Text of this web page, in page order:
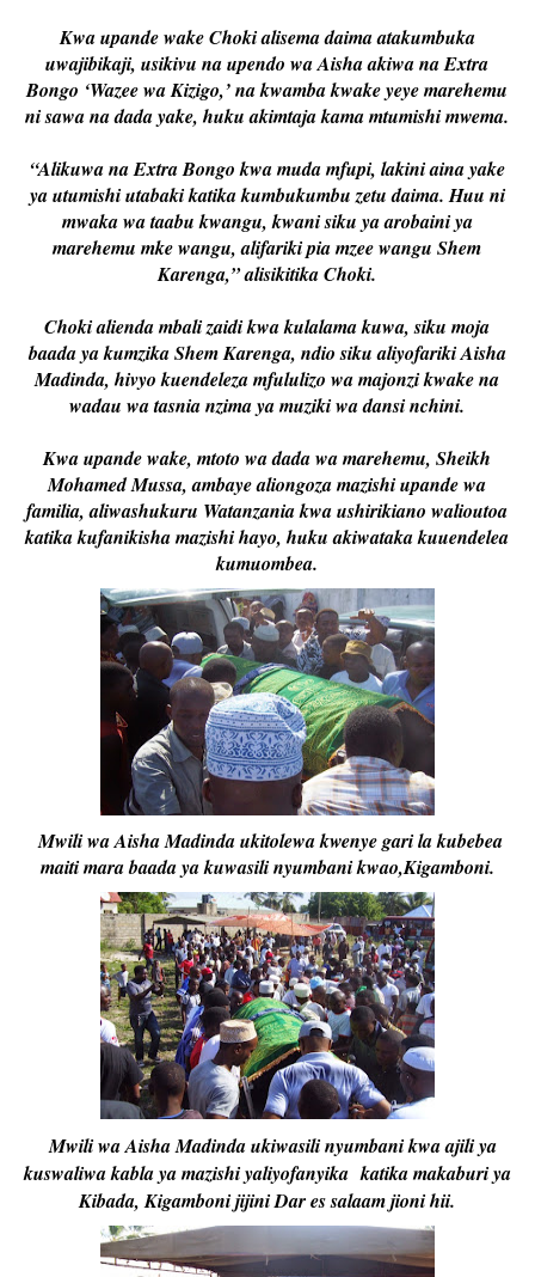
Kwa upande wake Choki alisema daima atakumbuka
uwajibikaji, usikivu na upendo wa Aisha akiwa na Extra
Bongo ‘Wazee wa Kizigo,’ na kwamba kwake yeye marehemu
ni sawa na dada yake, huku akimtaja kama mtumishi mwema.
“Alikuwa na Extra Bongo kwa muda mfupi, lakini aina yake
ya utumishi utabaki katika kumbukumbu zetu daima. Huu ni
mwaka wa taabu kwangu, kwani siku ya arobaini ya
marehemu mke wangu, alifariki pia mzee wangu Shem
Karenga,” alisikitika Choki.
Choki alienda mbali zaidi kwa kulalama kuwa, siku moja
baada ya kumzika Shem Karenga, ndio siku aliyofariki Aisha
Madinda, hivyo kuendeleza mfululizo wa majonzi kwake na
wadau wa tasnia nzima ya muziki wa dansi nchini.
Kwa upande wake, mtoto wa dada wa marehemu, Sheikh
Mohamed Mussa, ambaye aliongoza mazishi upande wa
familia, aliwashukuru Watanzania kwa ushirikiano walioutoa
katika kufanikisha mazishi hayo, huku akiwataka kuuendelea
kumuombea.
Mwili wa Aisha Madinda ukitolewa kwenye gari la kubebea
maiti mara baada ya kuwasili nyumbani kwao,Kigamboni.
Mwili wa Aisha Madinda ukiwasili nyumbani kwa ajili ya
kuswaliwa kabla ya mazishi yaliyofanyika katika makaburi ya
Kibada, Kigamboni jijini Dar es salaam jioni hii.